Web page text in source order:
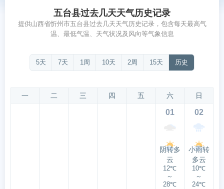
五台县过去几天天气历史记录
提供山西省忻州市五台县过去几天天气历史记录，包含每天最高气
温、最低气温、天气状况及风向等气象信息
5天 7天 1周 10天 2周 15天 历史
一 二 三 四 五 六 日
01
阴转多
云
12℃
～
28℃
02
小雨转
多云
10℃
～
24℃